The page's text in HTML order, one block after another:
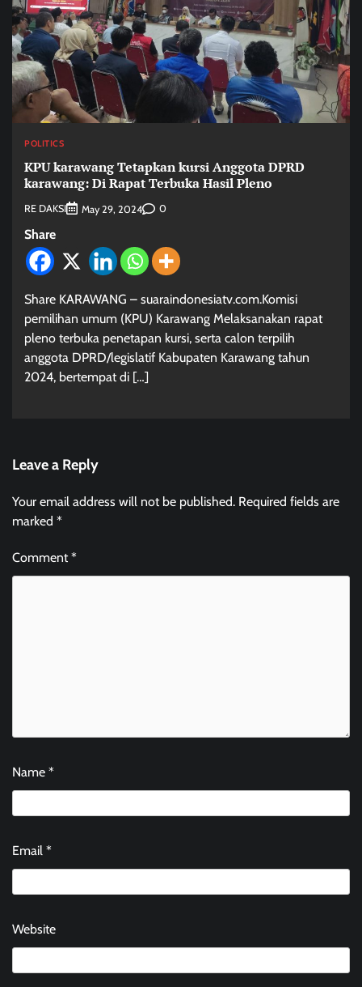
POLITICS
KPU karawang Tetapkan kursi Anggota DPRD
karawang: Di Rapat Terbuka Hasil Pleno
RE DAKSI May 29, 2024 0
Share
Share KARAWANG – suaraindonesiatv.com.Komisi
pemilihan umum (KPU) Karawang Melaksanakan rapat
pleno terbuka penetapan kursi, serta calon terpilih
anggota DPRD/legislatif Kabupaten Karawang tahun
2024, bertempat di […]
Leave a Reply
Your email address will not be published. Required fields are
marked *
Comment*
Name *
Email *
Website